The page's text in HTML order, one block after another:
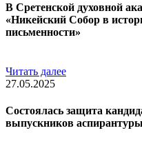
В Сретенской духовной
«Никейский Собор в
письменности»
Читать далее
27.05.2025
Состоялась защита
выпускников